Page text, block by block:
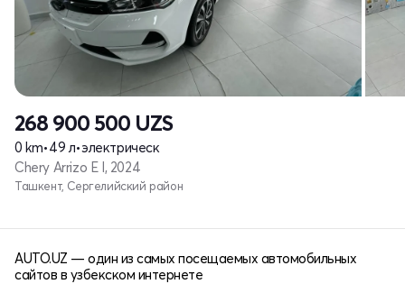
268 900 500 UZS
0 km•49 л•электрическ
Chery Arrizo E I, 2024
Ташкент, Сергелийский район
AUTO.UZ — один из самых посещаемых автомобильных
сайтов в узбекском интернете